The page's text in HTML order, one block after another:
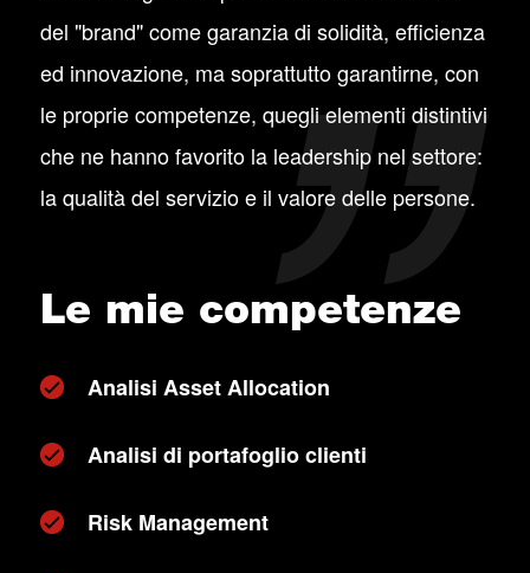
del "brand" come garanzia di solidità, efficienza
ed innovazione, ma soprattutto garantirne, con
le proprie competenze, quegli elementi distintivi
che ne hanno favorito la leadership nel settore:
la qualità del servizio e il valore delle persone.
Le mie competenze
Analisi Asset Allocation
Analisi di portafoglio clienti
Risk Management